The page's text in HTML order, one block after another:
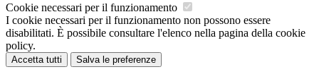
Cookie necessari per il funzionamento
I cookie necessari per il funzionamento non possono essere
disabilitati. È possibile consultare l'elenco nella pagina della cookie
policy.
Accetta tutti Salva le preferenze